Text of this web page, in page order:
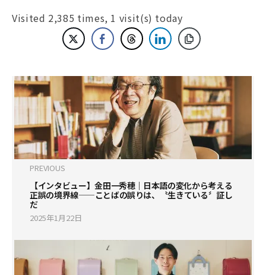
Visited 2,385 times, 1 visit(s) today
PREVIOUS
【インタビュー】金田一秀穂｜日本語の変化から考える
正誤の境界線——ことばの誤りは、〝生きている〞証し
だ
2025年1月22日